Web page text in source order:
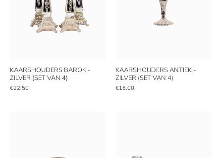
KAARSHOUDERS BAROK -
ZILVER (SET VAN 4)
€22,50
KAARSHOUDERS ANTIEK -
ZILVER (SET VAN 4)
€16,00